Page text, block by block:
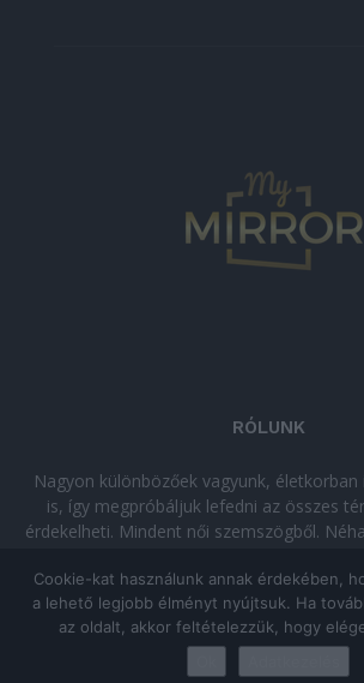
RÓLUNK
Nagyon különbözőek vagyunk, életkorban
is, így megpróbáljuk lefedni az összes
érdekelheti. Mindent női szemszögből.
kikapcsolódásra vágysz!
© Copyright 2026 - mymirror.hu
Impresszum
Cookie-kat használunk annak érdekében,
a lehető legjobb élményt nyújtsuk. Ha
az oldalt, akkor feltételezzük, hogy